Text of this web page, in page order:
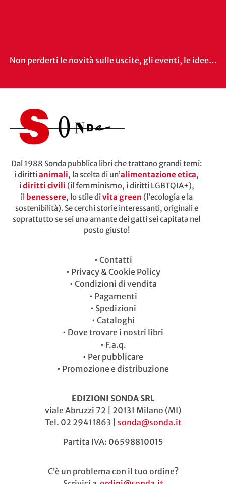
Non perderti le novità sulle uscite, gli eventi, le idee…
Dal 1988 Sonda pubblica libri che trattano grandi temi:
i dirittianimali, la scelta di un’alimentazione etica,
idiritti civili (il femminismo, i diritti LGBTQIA+),
il benessere, lo stile divita green (l’ecologia e la
sostenibilità). Se cerchi storie interessanti, originali e
soprattutto se sei unə amante dei gatti sei capitatə nel
posto giusto!
• Contatti
• Privacy & Cookie Policy
• Condizioni di vendita
• Pagamenti
• Spedizioni
• Cataloghi
• Dove trovare i nostri libri
• F.a.q.
• Per pubblicare
• Promozione e distribuzione
EDIZIONI SONDA SRL
viale Abruzzi 72 | 20131 Milano (MI)
Tel. 02 29411863 | sonda@sonda.it
Partita IVA: 06598810015
C’è un problema con il tuo ordine?